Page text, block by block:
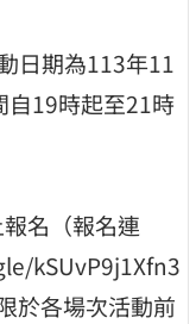
日期為113年11
自19時起至21時
名（報名連
kSUvP9j1Xfn3
於各場次活動前